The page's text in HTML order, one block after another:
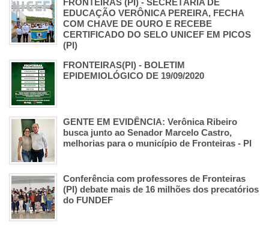
EDUCAÇÃO VERÔNICA PEREIRA, FECHA
COM CHAVE DE OURO E RECEBE
CERTIFICADO DO SELO UNICEF EM PICOS
(PI)
FRONTEIRAS(PI) - BOLETIM
EPIDEMIOLÓGICO DE 19/09/2020
GENTE EM EVIDÊNCIA: Verônica Ribeiro
busca junto ao Senador Marcelo Castro,
melhorias para o município de Fronteiras - PI
Conferência com professores de Fronteiras
(PI) debate mais de 16 milhões dos precatórios
do FUNDEF